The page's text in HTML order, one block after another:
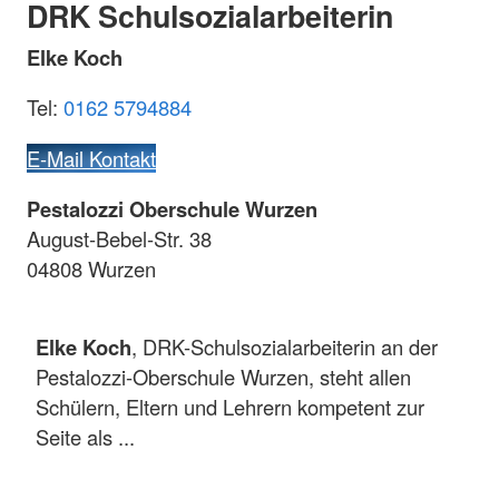
DRK Schulsozialarbeiterin
Elke Koch
Tel: 0162 5794884
E-Mail Kontakt
Pestalozzi Oberschule Wurzen
August-Bebel-Str. 38
04808 Wurzen
Elke Koch, DRK-Schulsozialarbeiterin an der
Pestalozzi-Oberschule Wurzen, steht allen
Schülern, Eltern und Lehrern kompetent zur
Seite als ...